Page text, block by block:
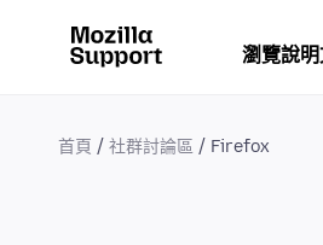
瀏覽說
首頁 社群討論區 Firefox